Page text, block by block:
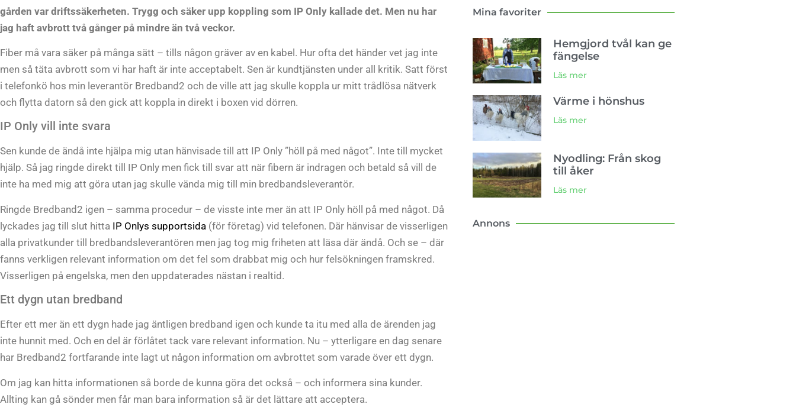
gården var driftssäkerheten. Trygg och säker upp koppling som IP Only kallade det. Men nu har
jag haft avbrott två gånger på mindre än två veckor.
Fiber må vara säker på många sätt – tills någon gräver av en kabel. Hur ofta det händer vet jag inte
men så täta avbrott som vi har haft är inte acceptabelt. Sen är kundtjänsten under all kritik. Satt först
i telefonkö hos min leverantör Bredband2 och de ville att jag skulle koppla ur mitt trådlösa nätverk
och flytta datorn så den gick att koppla in direkt i boxen vid dörren.
IP Only vill inte svara
Sen kunde de ändå inte hjälpa mig utan hänvisade till att IP Only ”höll på med något”. Inte till mycket
hjälp. Så jag ringde direkt till IP Only men fick till svar att när fibern är indragen och betald så vill de
inte ha med mig att göra utan jag skulle vända mig till min bredbandsleverantör.
Ringde Bredband2 igen – samma procedur – de visste inte mer än att IP Only höll på med något. Då
lyckades jag till slut hitta IP Onlys supportsida (för företag) vid telefonen. Där hänvisar de visserligen
alla privatkunder till bredbandsleverantören men jag tog mig friheten att läsa där ändå. Och se – där
fanns verkligen relevant information om det fel som drabbat mig och hur felsökningen framskred.
Visserligen på engelska, men den uppdaterades nästan i realtid.
Ett dygn utan bredband
Efter ett mer än ett dygn hade jag äntligen bredband igen och kunde ta itu med alla de ärenden jag
inte hunnit med. Och en del är förlåtet tack vare relevant information. Nu – ytterligare en dag senare
har Bredband2 fortfarande inte lagt ut någon information om avbrottet som varade över ett dygn.
Om jag kan hitta informationen så borde de kunna göra det också – och informera sina kunder.
Allting kan gå sönder men får man bara information så är det lättare att acceptera.
Mina favoriter
Hemgjord tvål kan ge
fängelse
Läs mer
Värme i hönshus
Läs mer
Nyodling: Från skog
till åker
Läs mer
Annons